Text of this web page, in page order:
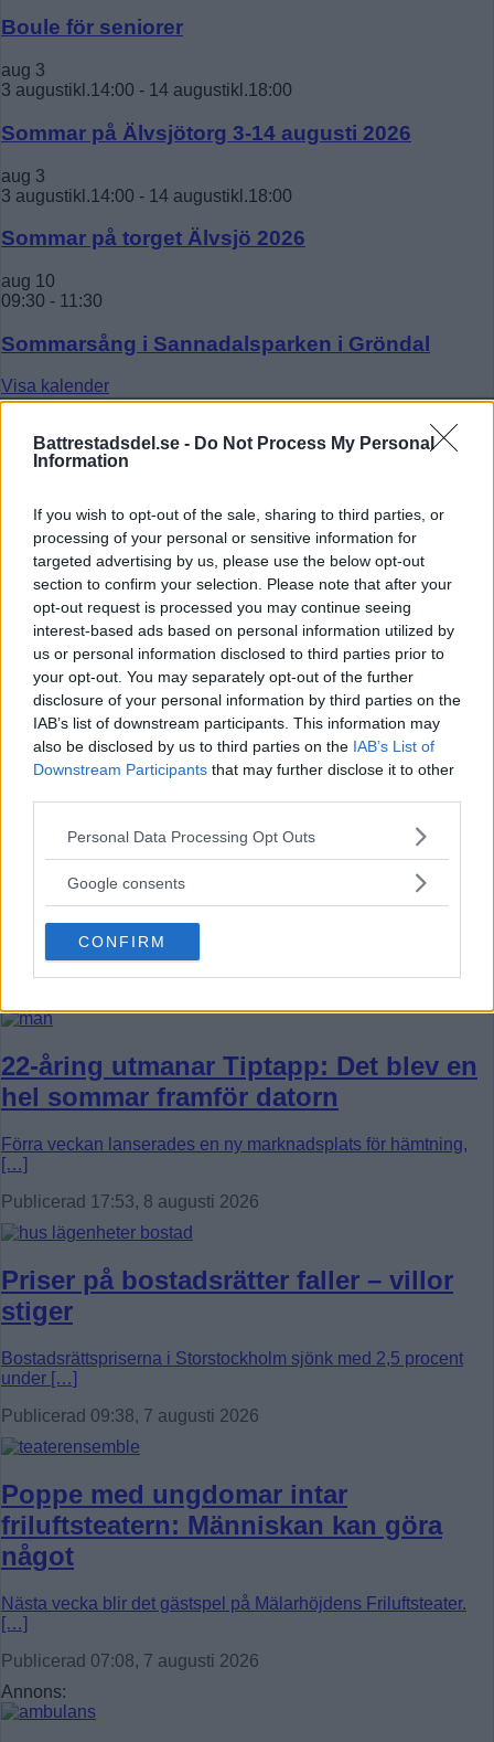
Battrestadsdel.se - Do Not Process My Personal
Information
If you wish to opt-out of the sale, sharing to third parties, or
processing of your personal or sensitive information for
targeted advertising by us, please use the below opt-out
section to confirm your selection. Please note that after your
opt-out request is processed you may continue seeing
interest-based ads based on personal information utilized by
us or personal information disclosed to third parties prior to
your opt-out. You may separately opt-out of the further
disclosure of your personal information by third parties on the
IAB’s list of downstream participants. This information may
also be disclosed by us to third parties on the IAB’s List of
Downstream Participants that may further disclose it to other
Please note that this website/app uses one or more Google
not limited to your visit or usage behaviour. You may click to
use your data for below specified purposes in below Google
consent section.
Personal Data Processing Opt Outs
Google consents
CONFIRM
Boule för seniorer
aug 3
3 augustikl.14:00 - 14 augustikl.18:00
Sommar på Älvsjötorg 3-14 augusti 2026
aug 3
3 augustikl.14:00 - 14 augustikl.18:00
Sommar på torget Älvsjö 2026
aug 10
09:30 - 11:30
Sommarsång i Sannadalsparken i Gröndal
Visa kalender
Få dina lokala nyheter i mejlen!
E-postadress
Annons:
Nyheter
Passagerarbåt kolliderade på
Riddarfjärden
På lördagseftermiddagen kom larm om att en passagerarfärja
22-åring utmanar Tiptapp: Det blev en
hel sommar framför datorn
Förra veckan lanserades en ny marknadsplats för hämtning,
[…]
Publicerad 17:53, 8 augusti 2026
Priser på bostadsrätter faller – villor
stiger
Bostadsrättspriserna i Storstockholm sjönk med 2,5 procent
under […]
Publicerad 09:38, 7 augusti 2026
Poppe med ungdomar intar
friluftsteatern: Människan kan göra
något
Nästa vecka blir det gästspel på Mälarhöjdens Friluftsteater.
[…]
Publicerad 07:08, 7 augusti 2026
Annons: